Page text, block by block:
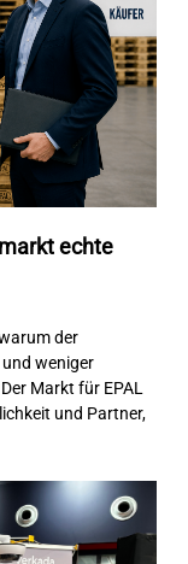
echte
der
weniger
Markt für EPAL
und Partner,